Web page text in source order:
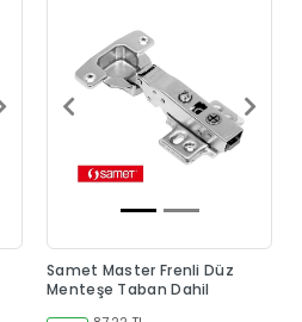
Samet Master Frenli Düz
Menteşe Taban Dahil